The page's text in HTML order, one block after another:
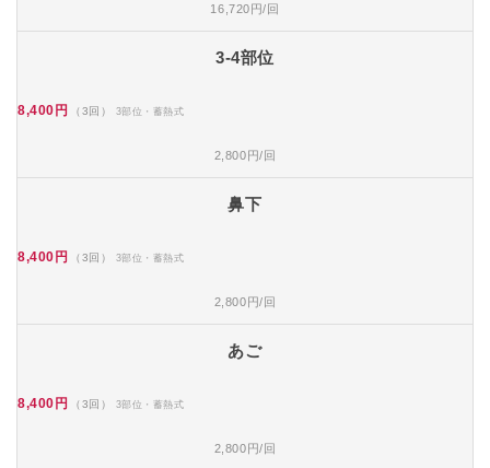
16,720円/回
3-4部位
8,400円 （3回） 3部位・蓄熱式
2,800円/回
鼻下
8,400円 （3回） 3部位・蓄熱式
2,800円/回
あご
8,400円 （3回） 3部位・蓄熱式
2,800円/回